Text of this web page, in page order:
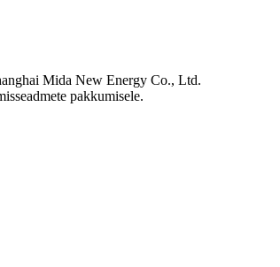
Mida New Energy Co., Ltd.
pakkumisele.